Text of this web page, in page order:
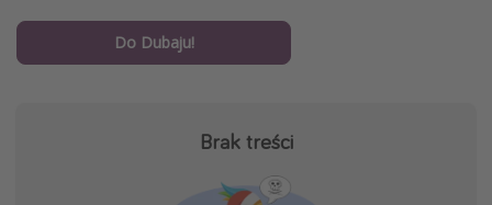
Do Dubaju!
Brak treści